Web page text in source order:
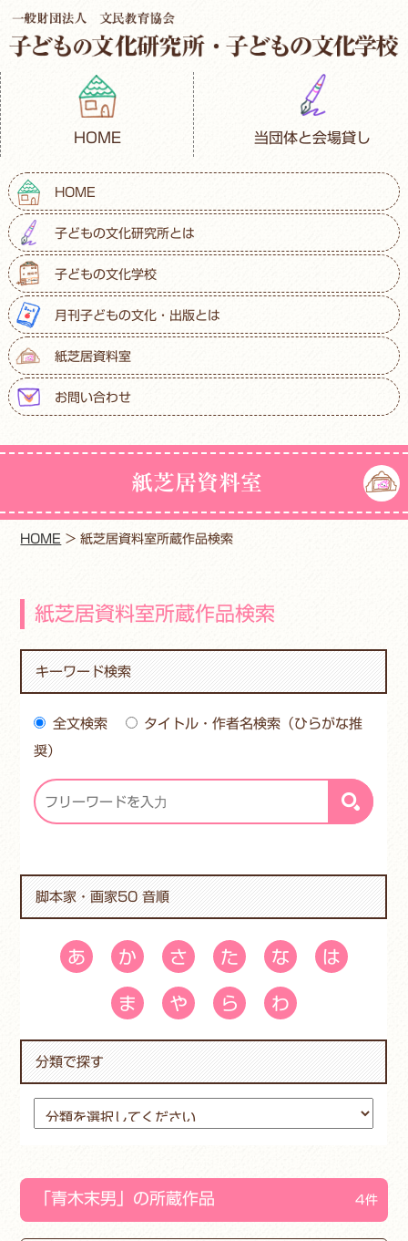
HOME 当団体と会場貸し
HOME
子どもの文化研究所とは
子どもの文化学校
月刊子どもの文化・出版とは
紙芝居資料室
お問い合わせ
紙芝居資料室
HOME >紙芝居資料室所蔵作品検索
紙芝居資料室所蔵作品検索
キーワード検索
全文検索
タイトル・作者名検索（ひらがな推
奨）
脚本家・画家50 音順
あ か さ た な は
ま や ら わ
分類で探す
「青木末男」の所蔵作品 4件